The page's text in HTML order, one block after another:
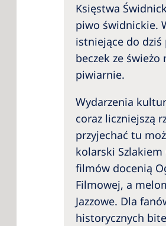
Księstwa
piwo świdnickie.
istniejące do
beczek ze
piwiarnie.
Wydarzenia
coraz liczniejszą
przyjechać tu
kolarski
filmów docenią
Filmowej, a
Jazzowe. Dla
historycznych